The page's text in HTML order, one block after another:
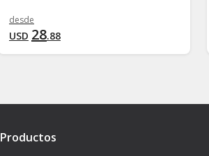
desde
USD 28.88
Productos